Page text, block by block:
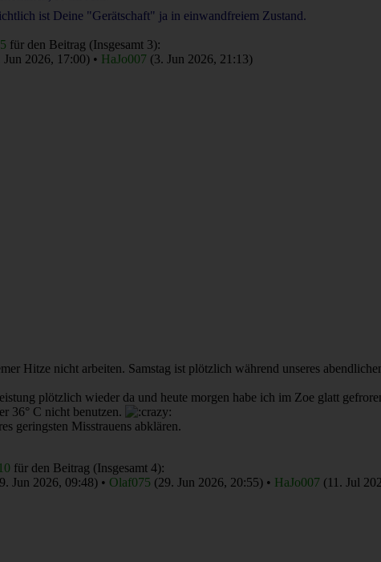
ist Deine "Gerätschaft" ja in einwandfreiem Zustand.
für den Beitrag (Insgesamt 3):
Jun 2026, 17:00) • HaJo007 (3. Jun 2026, 21:13)
Hitze nicht arbeiten. Samstag ist plötzlich während unseres
plötzlich wieder da und heute morgen habe ich im Zoe glatt
36° C nicht benutzen.
geringsten Misstrauens abklären.
für den Beitrag (Insgesamt 4):
Jun 2026, 09:48) • Olaf075 (29. Jun 2026, 20:55) • HaJo007 (11. Jul